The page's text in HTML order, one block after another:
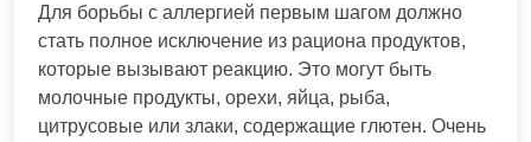
Для борьбы с аллергией первым шагом должно
стать полное исключение из рациона продуктов,
которые вызывают реакцию. Это могут быть
молочные продукты, орехи, яйца, рыба,
цитрусовые или злаки, содержащие глютен. Очень